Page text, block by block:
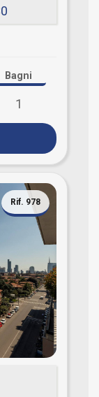
Bagni
1
Rif. 978